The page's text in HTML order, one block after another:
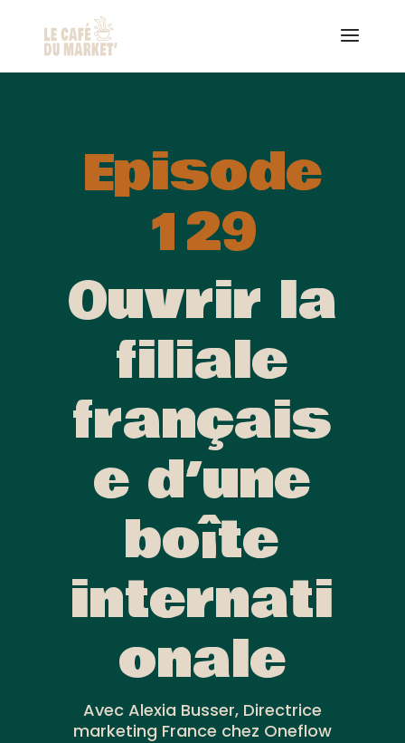
Episode
129
Ouvrir la
filiale
français
e d’une
boîte
internati
onale
Avec Alexia Busser, Directrice
marketing France chez Oneflow